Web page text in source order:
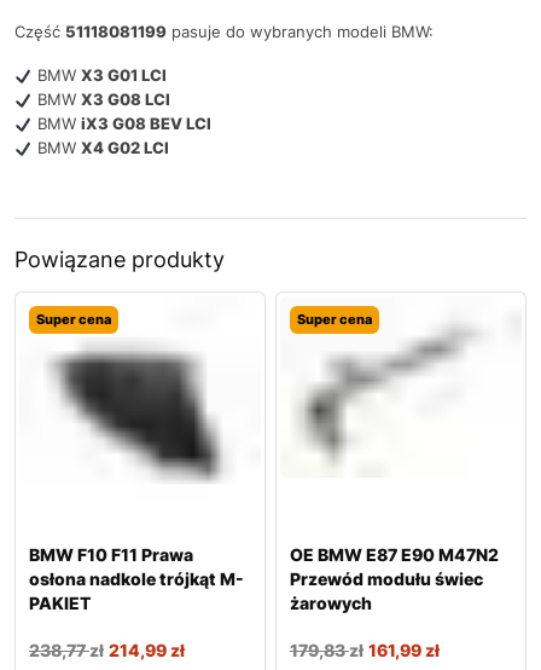
Część 51118081199 pasuje do wybranych modeli BMW:
BMW X3 G01 LCI
BMW X3 G08 LCI
BMW iX3 G08 BEV LCI
BMW X4 G02 LCI
Powiązane produkty
Super cena
BMW F10 F11 Prawa
osłona nadkole trójkąt M-
PAKIET
238,77zł 214,99zł
Super cena
OE BMW E87 E90 M47N2
Przewód modułu świec
żarowych
179,83zł 161,99zł